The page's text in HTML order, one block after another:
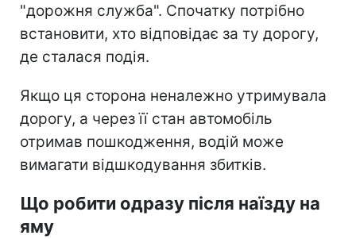
"дорожня служба". Спочатку потрібно
встановити, хто відповідає за ту дорогу,
де сталася подія.
Якщо ця сторона неналежно утримувала
дорогу, а через її стан автомобіль
отримав пошкодження, водій може
вимагати відшкодування збитків.
Що робити одразу після наїзду на
яму